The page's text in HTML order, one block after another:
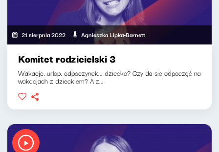
21 sierpnia 2022 Agnieszka Lipka-Barnett
Komitet rodzicielski 3
Wakacje, urlop, odpoczynek... dziecko? Czy da się odpocząć na
wakacjach z dzieckiem? A z...